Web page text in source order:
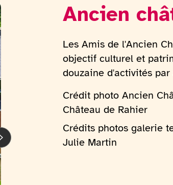
Voir la galerie d'imageAncien
Les Amis de l'Ancien
objectif culturel et
douzaine d'activités par
Crédit photo Ancien
Château de Rahier
Crédits photos galerie
Julie Martin